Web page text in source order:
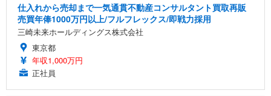
仕入れから売却まで一気通貫不動産コンサルタント買取再販
売買年俸1000万円以上/フルフレックス/即戦力採用
三崎未来ホールディングス株式会社
東京都
年収1,000万円
正社員